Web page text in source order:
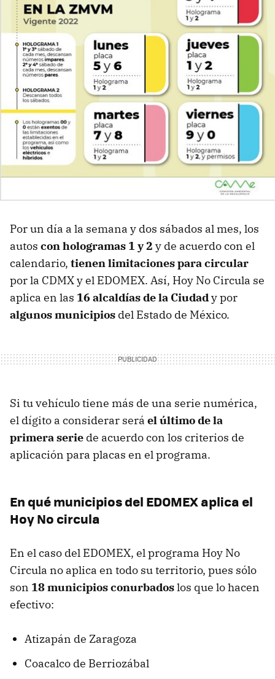
Por un día a la semana y dos sábados al mes, los
autos con hologramas 1 y 2 y de acuerdo con el
calendario, tienen limitaciones para circular
por la CDMX y el EDOMEX. Así, Hoy No Circula se
aplica en las 16 alcaldías de la Ciudady por
algunos municipios del Estado de México.
Si tu vehículo tiene más de una serie numérica,
el dígito a considerar será el último de la
primera serie de acuerdo con los criterios de
aplicación para placas en el programa.
En qué municipios del EDOMEX aplica el
Hoy No circula
En el caso del EDOMEX, el programa Hoy No
Circula no aplica en todo su territorio, pues sólo
son 18 municipios conurbadoslos que lo hacen
efectivo:
Atizapán de Zaragoza
Coacalco de Berriozábal